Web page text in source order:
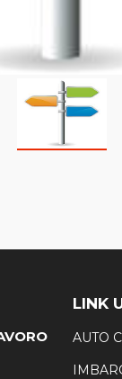
LINK
AUTO